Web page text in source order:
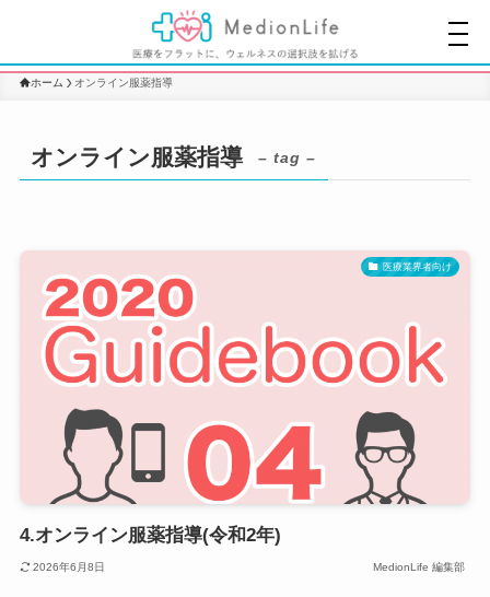
ホーム オンライン服薬指導
オンライン服薬指導 – tag –
医療業界者向け
4.オンライン服薬指導(令和2年)
2026年6月8日 MedionLife 編集部